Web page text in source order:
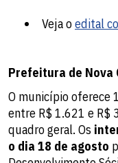
Veja oedital
Prefeitura de Nova
O município oferece
entre R$ 1.621 e R$
quadro geral. Os
o dia 18 de agosto